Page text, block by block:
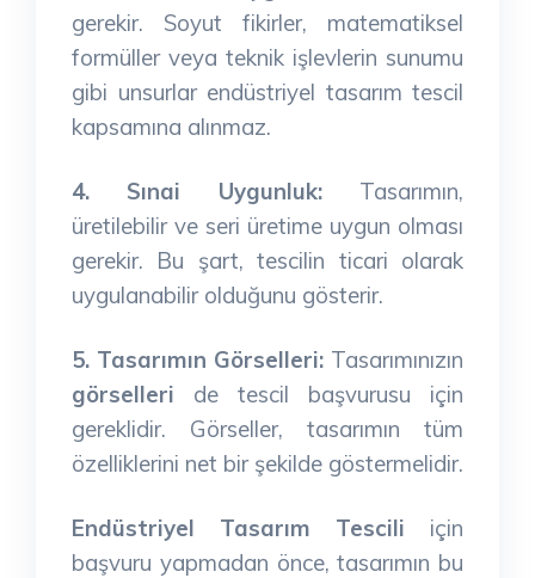
gerekir. Soyut fikirler, matematiksel
formüller veya teknik işlevlerin sunumu
gibi unsurlar endüstriyel tasarım tescil
kapsamına alınmaz.
4. Sınai Uygunluk:Tasarımın,
üretilebilir ve seri üretime uygun olması
gerekir. Bu şart, tescilin ticari olarak
uygulanabilir olduğunu gösterir.
5. Tasarımın Görselleri: Tasarımınızın
görselleri de tescil başvurusu için
gereklidir. Görseller, tasarımın tüm
özelliklerini net bir şekilde göstermelidir.
Endüstriyel Tasarım Tescili için
başvuru yapmadan önce, tasarımın bu